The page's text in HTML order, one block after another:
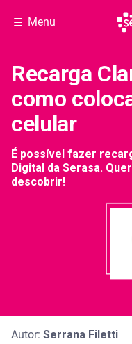
Menu
Recarga
como
celular
É possível fazer
Digital da Serasa.
descobrir!
Autor: Serrana Filetti